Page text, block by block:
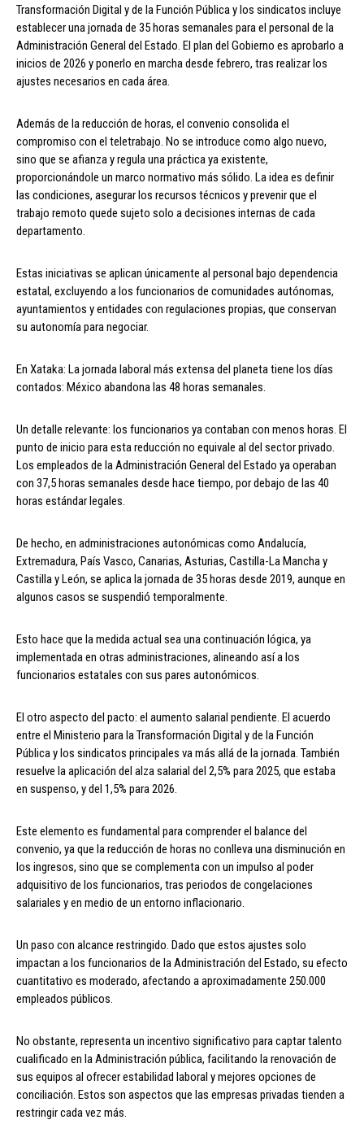
Transformación Digital y de la Función Pública y los sindicatos incluye
establecer una jornada de 35 horas semanales para el personal de la
Administración General del Estado. El plan del Gobierno es aprobarlo a
inicios de 2026 y ponerlo en marcha desde febrero, tras realizar los
ajustes necesarios en cada área.
Además de la reducción de horas, el convenio consolida el
compromiso con el teletrabajo. No se introduce como algo nuevo,
sino que se afianza y regula una práctica ya existente,
proporcionándole un marco normativo más sólido. La idea es definir
las condiciones, asegurar los recursos técnicos y prevenir que el
trabajo remoto quede sujeto solo a decisiones internas de cada
departamento.
Estas iniciativas se aplican únicamente al personal bajo dependencia
estatal, excluyendo a los funcionarios de comunidades autónomas,
ayuntamientos y entidades con regulaciones propias, que conservan
su autonomía para negociar.
En Xataka: La jornada laboral más extensa del planeta tiene los días
contados: México abandona las 48 horas semanales.
Un detalle relevante: los funcionarios ya contaban con menos horas. El
punto de inicio para esta reducción no equivale al del sector privado.
Los empleados de la Administración General del Estado ya operaban
con 37,5 horas semanales desde hace tiempo, por debajo de las 40
horas estándar legales.
De hecho, en administraciones autonómicas como Andalucía,
Extremadura, País Vasco, Canarias, Asturias, Castilla-La Mancha y
Castilla y León, se aplica la jornada de 35 horas desde 2019, aunque en
algunos casos se suspendió temporalmente.
Esto hace que la medida actual sea una continuación lógica, ya
implementada en otras administraciones, alineando así a los
funcionarios estatales con sus pares autonómicos.
El otro aspecto del pacto: el aumento salarial pendiente. El acuerdo
entre el Ministerio para la Transformación Digital y de la Función
Pública y los sindicatos principales va más allá de la jornada. También
resuelve la aplicación del alza salarial del 2,5% para 2025, que estaba
en suspenso, y del 1,5% para 2026.
Este elemento es fundamental para comprender el balance del
convenio, ya que la reducción de horas no conlleva una disminución en
los ingresos, sino que se complementa con un impulso al poder
adquisitivo de los funcionarios, tras periodos de congelaciones
salariales y en medio de un entorno inflacionario.
Un paso con alcance restringido. Dado que estos ajustes solo
impactan a los funcionarios de la Administración del Estado, su efecto
cuantitativo es moderado, afectando a aproximadamente 250.000
empleados públicos.
No obstante, representa un incentivo significativo para captar talento
cualificado en la Administración pública, facilitando la renovación de
sus equipos al ofrecer estabilidad laboral y mejores opciones de
conciliación. Estos son aspectos que las empresas privadas tienden a
restringir cada vez más.